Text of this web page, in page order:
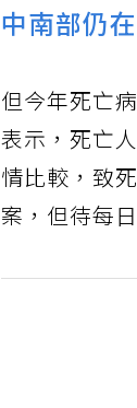
中南部仍
但今年死亡
表示，死亡
情比較，致
案，但待每